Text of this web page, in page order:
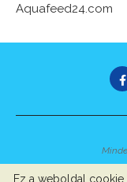
Aquafeed24.com
Szerzői
Ez a weboldal cookie